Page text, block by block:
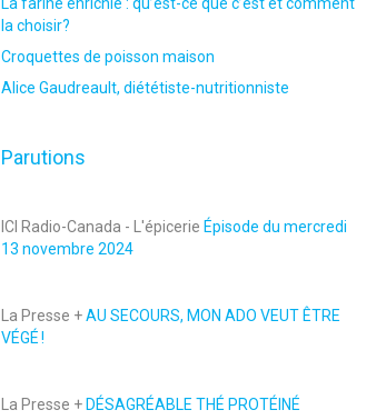
la choisir?
Croquettes de poisson maison
Alice Gaudreault, diététiste-nutritionniste
Parutions
ICI Radio-Canada - L'épicerie Épisode du mercredi
13 novembre 2024
La Presse +AU SECOURS, MON ADO VEUT ÊTRE
VÉGÉ !
La Presse + DÉSAGRÉABLE THÉ PROTÉINÉ